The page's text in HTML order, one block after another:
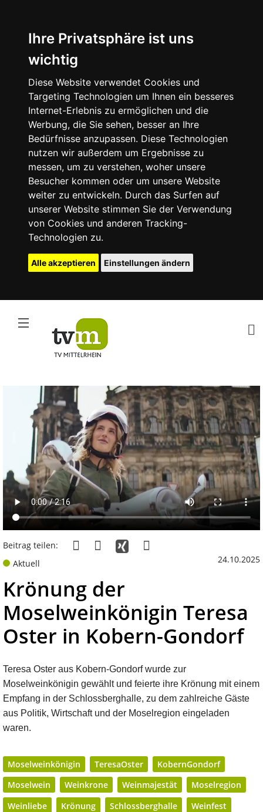
Ihre Privatsphäre ist uns
wichtig
Diese Website verwendet Cookies und
Targeting Technologien um Ihnen ein besseres
Internet-Erlebnis zu ermöglichen und die
Werbung, die Sie sehen, besser an Ihre
Bedürfnisse anzupassen. Diese Technologien
nutzen wir außerdem um Ergebnisse zu
messen, um zu verstehen, woher unsere
Besucher kommen oder um unsere Website
weiter zu entwickeln. Durch das Surfen auf
unserer Website stimmen Sie der Verwendung
von Cookies und anderen Tracking-
Technologien zu.
Alle akzeptieren Einstellungen ändern
Beitrag teilen:
Aktuell
24.10.2025
Krönung der
Moselweinkönigin Teresa
Oster in Kobern-Gondorf
Teresa Oster aus Kobern-Gondorf wurde zur
Moselweinkönigin gewählt und feierte ihre Krönung mit einem
Empfang in der Schlossberghalle, zu dem zahlreiche Gäste
aus Politik, Wirtschaft und der Moselregion eingeladen
waren.
Moselweinkönigin TeresaOster
KobernGondorf
Moselwein
Weinkrone Weinmajestät
Moselregion
Weinliebe
Krönung Schlossberghalle Weinfest